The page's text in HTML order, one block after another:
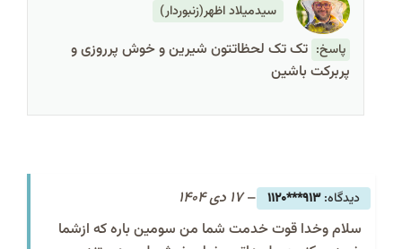
سیدمیلاد اظهر(زنبوردار)
پاسخ: تک تک لحظاتتون شیرین و خوش پرروزی و
پربرکت باشین
913***1120
– 17 دی 1404
سلام وخدا قوت خدمت شما من سومین باره که ازشما